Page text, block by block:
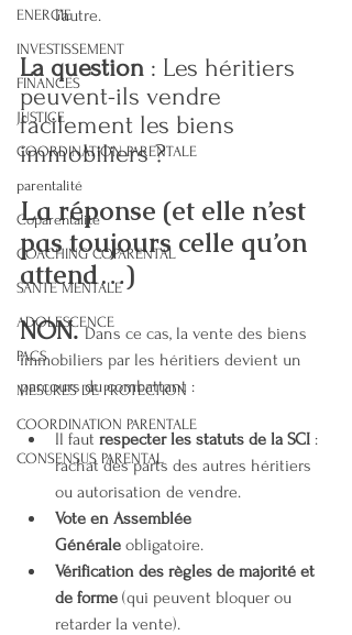
ENERGIE
INVESTISSEMENT
FINANCES
JUSTICE
COORDINATION PARENTALE
parentalité
Coparentalité
COACHING COPARENTAL
SANTE MENTALE
ADOLESCENCE
PACS
MESURES DE PROTECTION
COORDINATION PARENTALE
CONSENSUS PARENTAL
l’autre.
La question : Les héritiers
peuvent-ils vendre
facilement les biens
immobiliers ?
La réponse (et elle n’est
pas toujours celle qu’on
attend…)
NON. Dans ce cas, la vente des biens
immobiliers par les héritiers devient un
parcours du combattant :
Il faut respecter les statuts de la SCI :
rachat des parts des autres héritiers
ou autorisation de vendre.
Vote en Assemblée
Générale obligatoire.
Vérification des règles de majorité et
de forme (qui peuvent bloquer ou
retarder la vente).